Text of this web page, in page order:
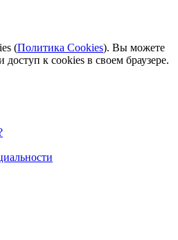
(Политика Cookies). Вы можете
доступ к cookies в своем браузере.